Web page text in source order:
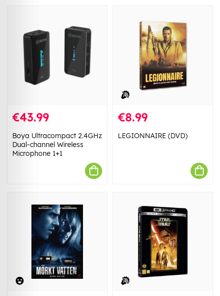
€43.99
Boya Ultracompact 2.4GHz
Dual-channel Wireless
Microphone 1+1
€8.99
LEGIONNAIRE (DVD)